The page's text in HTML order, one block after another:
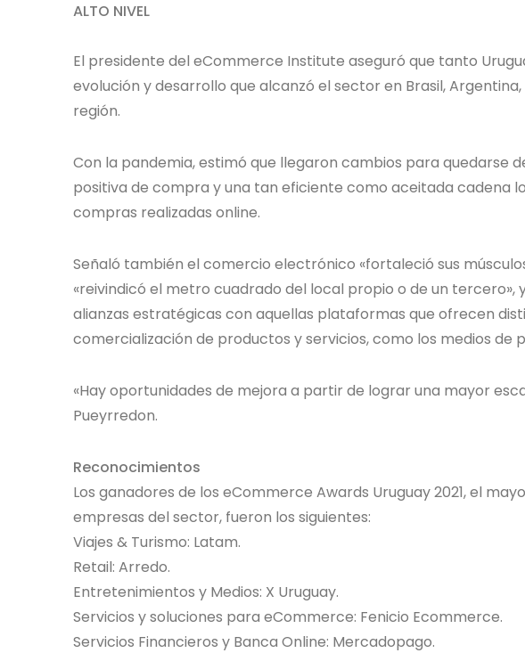
ALTO NIVEL
El presidente del eCommerce Institute aseguró que tanto
evolución y desarrollo que alcanzó el sector en Brasil,
región.
Con la pandemia, estimó que llegaron cambios para quedarse
positiva de compra y una tan eficiente como aceitada cadena
compras realizadas online.
Señaló también el comercio electrónico «fortaleció sus
«reivindicó el metro cuadrado del local propio o de un
alianzas estratégicas con aquellas plataformas que ofrecen
comercialización de productos y servicios, como los medios de
«Hay oportunidades de mejora a partir de lograr una mayor
Pueyrredon.
Reconocimientos
Los ganadores de los eCommerce Awards Uruguay 2021, el
empresas del sector, fueron los siguientes:
Viajes & Turismo: Latam.
Retail: Arredo.
Entretenimientos y Medios: X Uruguay.
Servicios y soluciones para eCommerce: Fenicio Ecommerce.
Servicios Financieros y Banca Online: Mercadopago.